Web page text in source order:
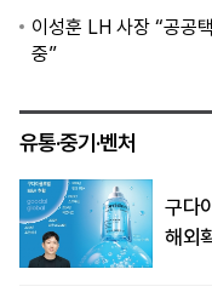
이성훈 LH 사장 “공공
중”
유통·중기·벤처
구다
해외